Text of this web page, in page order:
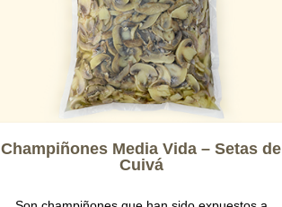
Champiñones Media Vida – Setas de
Cuivá